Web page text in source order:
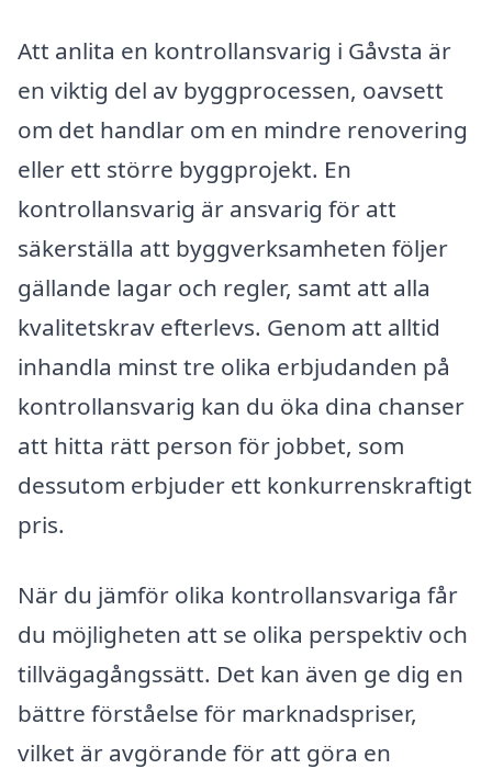
Att anlita en kontrollansvarig i Gåvsta är
en viktig del av byggprocessen, oavsett
om det handlar om en mindre renovering
eller ett större byggprojekt. En
kontrollansvarig är ansvarig för att
säkerställa att byggverksamheten följer
gällande lagar och regler, samt att alla
kvalitetskrav efterlevs. Genom att alltid
inhandla minst tre olika erbjudanden på
kontrollansvarig kan du öka dina chanser
att hitta rätt person för jobbet, som
dessutom erbjuder ett konkurrenskraftigt
pris.
När du jämför olika kontrollansvariga får
du möjligheten att se olika perspektiv och
tillvägagångssätt. Det kan även ge dig en
bättre förståelse för marknadspriser,
vilket är avgörande för att göra en